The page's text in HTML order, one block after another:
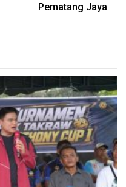
Pematang Jaya